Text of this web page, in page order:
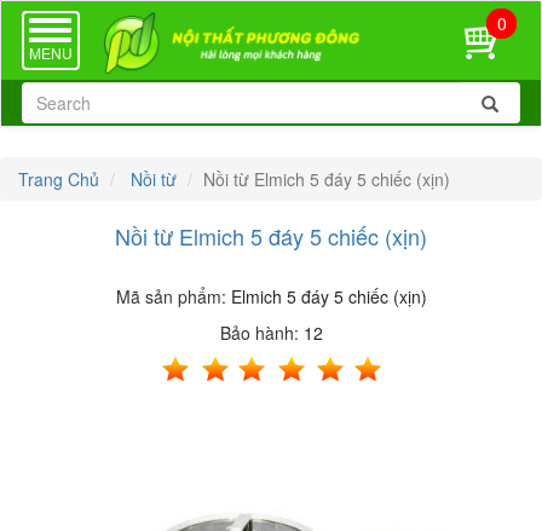
TOGGLE
NAVIGATION
MENU
0
Trang Chủ Nồi từ Nồi từ Elmich 5 đáy 5 chiếc (xịn)
Nồi từ Elmich 5 đáy 5 chiếc (xịn)
Mã sản phẩm: Elmich 5 đáy 5 chiếc (xịn)
Bảo hành: 12